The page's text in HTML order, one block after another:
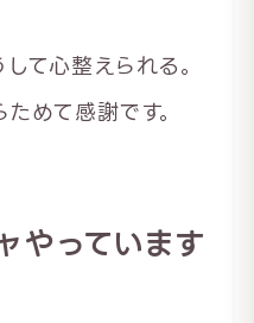
て心整えられる。
めて感謝です。
やっています